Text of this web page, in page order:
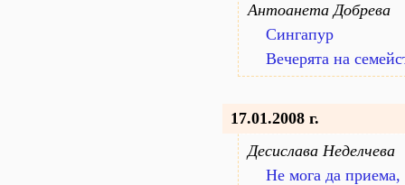
Антоанета Добрева
Сингапур
Вечерята на
17.01.2008 г.
Десислава Неделчева
Не мога да приема,